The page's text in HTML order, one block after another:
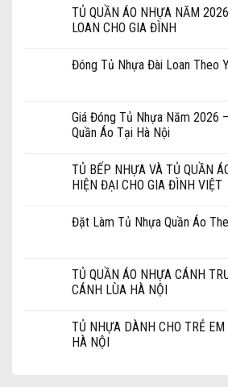
TỦ QUẦN ÁO NHỰA NĂM
LOAN CHO GIA ĐÌNH
Đóng Tủ Nhựa Đài Loan Theo
Giá Đóng Tủ Nhựa Năm 2026
Quần Áo Tại Hà Nội
TỦ BẾP NHỰA VÀ TỦ QUẦN
HIỆN ĐẠI CHO GIA ĐÌNH VIỆT
Đặt Làm Tủ Nhựa Quần Áo
TỦ QUẦN ÁO NHỰA CÁNH
CÁNH LÙA HÀ NỘI
TỦ NHỰA DÀNH CHO TRẺ
HÀ NỘI